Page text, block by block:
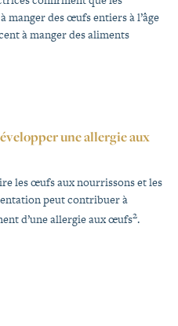
des œufs entiers à l’âge
à manger des aliments
une allergie aux
les œufs aux nourrissons et les
peut contribuer à
d’une allergie aux œufs2.